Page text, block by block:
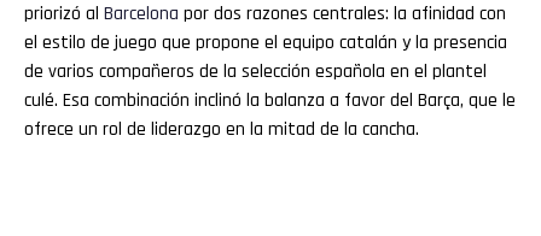
priorizó al Barcelona por dos razones centrales: la afinidad con
el estilo de juego que propone el equipo catalán y la presencia
de varios compañeros de la selección española en el plantel
culé. Esa combinación inclinó la balanza a favor del Barça, que le
ofrece un rol de liderazgo en la mitad de la cancha.